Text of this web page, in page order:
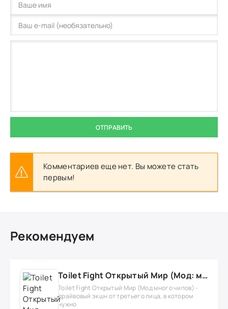
ОТПРАВИТЬ
Комментариев еще нет. Вы можете стать
первым!
Рекомендуем
Toilet Fight Открытый Мир (Мод: много чипов, денег, все открыто, бессмертие, урон, 50+ читов)
Toilet Fight Открытый Мир (Мод много чипов) -
драйвовый экшн от третьего лица, в котором
нужно